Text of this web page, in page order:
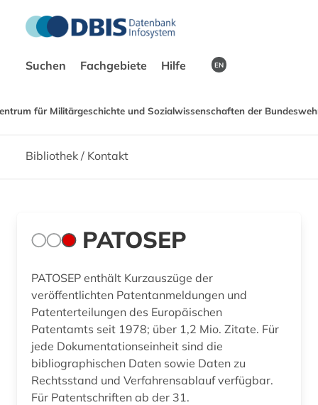
Suchen Fachgebiete Hilfe EN
für Militärgeschichte und Sozialwissenschaften der
Bibliothek / Kontakt
PATOSEP
PATOSEP enthält Kurzauszüge der
veröffentlichten Patentanmeldungen und
Patenterteilungen des Europäischen
Patentamts seit 1978; über 1,2 Mio. Zitate. Für
jede Dokumentationseinheit sind die
bibliographischen Daten sowie Daten zu
Rechtsstand und Verfahrensablauf verfügbar.
Für Patentschriften ab der 31.